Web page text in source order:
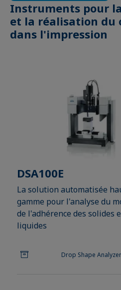
Instruments pour
et la réalisation du
dans l'impression
DSA100E
La solution automatisée
gamme pour l'analyse du
de l'adhérence des solides
liquides
Drop Shape Analyzer